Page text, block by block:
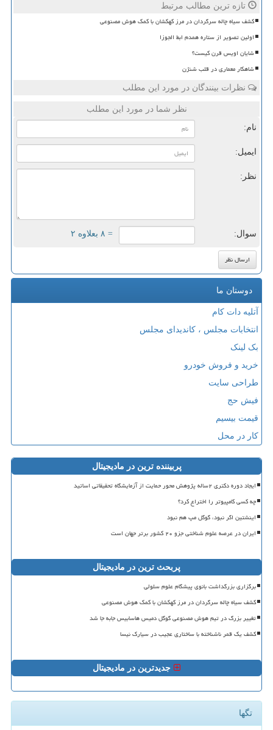
تازه ترین مطالب مرتبط
کشف سیاه چاله سرگردان در مرز کهکشان با کمک هوش مصنوعی
اولین تصویر از ستاره همدم ابط الجوزا
شایان اویس قرن کیست؟
شاهکار معماری در قلب شنژن
نظرات بینندگان در مورد این مطلب
نظر شما در مورد این مطلب
نام:
ایمیل:
نظر:
سوال: = ۸ بعلاوه ۲
دوستان ما
آتلیه دات کام
انتخابات مجلس ، کاندیدای مجلس
بک لینک
خرید و فروش خودرو
طراحی سایت
فیش حج
قیمت بیسیم
کار در محل
پربیننده ترین در مادیجیتال
ایجاد دوره دکتری ۲ساله پژوهش محور حمایت از آزمایشگاه تحقیقاتی اساتید
چه کسی کامپیوتر را اختراع کرد؟
اینشتین اگر نبود، گوگل مپ هم نبود
ایران در عرصه علوم شناختی جزو ۲۰ کشور برتر جهان است
پربحث ترین در مادیجیتال
برگزاری بزرگداشت بانوی پیشگام علوم سلولی
کشف سیاه چاله سرگردان در مرز کهکشان با کمک هوش مصنوعی
تغییر بزرگ در تیم هوش مصنوعی گوگل دمیس هاسابیس جابه جا شد
کشف یک قمر ناشناخته با ساختاری عجیب در سیارک نیسا
جدیدترین در مادیجیتال
تگها